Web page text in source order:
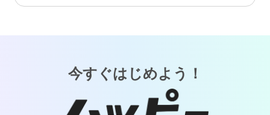
金はできませんのでご注意ください。
今すぐはじめよう！